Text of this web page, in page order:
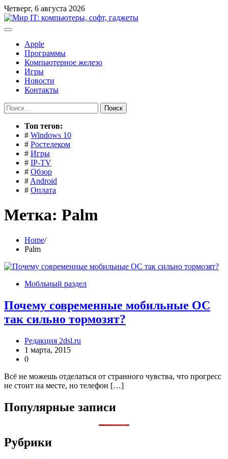
Перейти
к
содержимому
Четверг, 6 августа 2026
Apple
Программы
Компьютерное железо
Игры
Новости
Контакты
Найти:
Toп тегов:
# Windows 10
# Ростелеком
# Игры
# IP-TV
# Обзор
# Android
# Оплата
Метка: Palm
Home
Palm
Мобльный раздел
Почему современные мобильные ОС
так сильно тормозят?
Редакция 2dsl.ru
1 марта, 2015
0
Всё не можешь отделаться от странного чувства, что прогресс
не стоит на месте, но телефон […]
Популярные записи
Рубрики